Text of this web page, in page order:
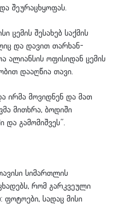
შეურაცხყოფას.
ცემის შესახებ საქმის
და დავით თარხან-
ალიანსის ოფისიდან ცემის
დააღწია თავი.
ირმა მოვიდნენ და მათ
მითხრა, ბოდიში
და გამომიშვეს”.
სიმართლის
რომ გარკვეული
ფოტოები, სადაც მისი